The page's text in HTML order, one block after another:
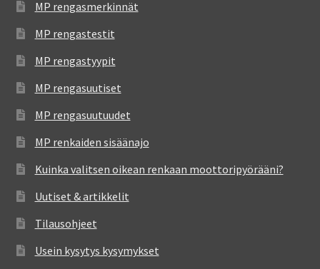
MP rengasmerkinnät
MP rengastestit
MP rengastyypit
MP rengasuutiset
MP rengasuutuudet
MP renkaiden sisäänajo
Kuinka valitsen oikean renkaan moottoripyörääni?
Uutiset & artikkelit
Tilausohjeet
Usein kysytys kysymykset